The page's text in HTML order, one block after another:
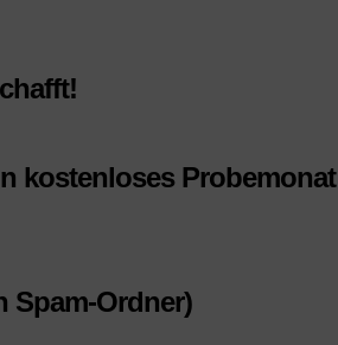
kostenloses Probemonat
Spam-Ordner)